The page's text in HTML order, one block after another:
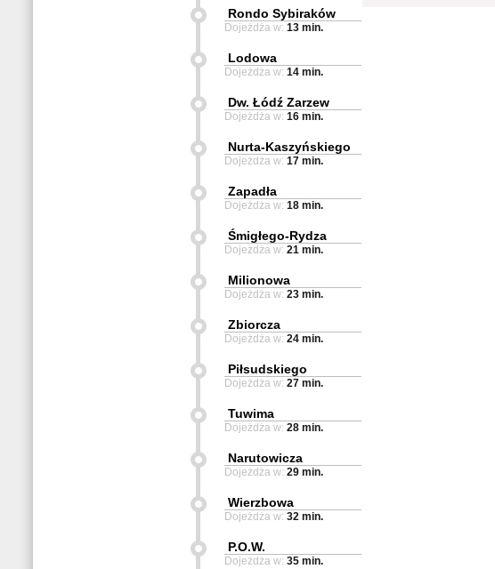
Rondo Sybiraków
Dojeżdża w: 13 min.
Lodowa
Dojeżdża w: 14 min.
Dw. Łódź Zarzew
Dojeżdża w: 16 min.
Nurta-Kaszyńskiego
Dojeżdża w: 17 min.
Zapadła
Dojeżdża w: 18 min.
Śmigłego-Rydza
Dojeżdża w: 21 min.
Milionowa
Dojeżdża w: 23 min.
Zbiorcza
Dojeżdża w: 24 min.
Piłsudskiego
Dojeżdża w: 27 min.
Tuwima
Dojeżdża w: 28 min.
Narutowicza
Dojeżdża w: 29 min.
Wierzbowa
Dojeżdża w: 32 min.
P.O.W.
Dojeżdża w: 35 min.